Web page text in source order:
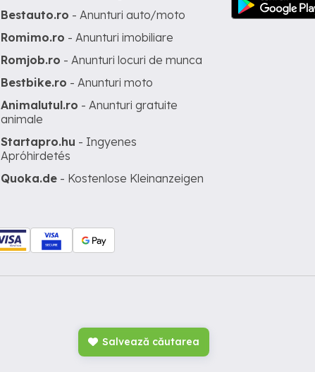
Salvează căutarea
Bestauto.ro - Anunturi auto/moto
Romimo.ro - Anunturi imobiliare
Romjob.ro - Anunturi locuri de munca
Bestbike.ro - Anunturi moto
Animalutul.ro - Anunturi gratuite
animale
Startapro.hu - Ingyenes
Apróhirdetés
Quoka.de - Kostenlose Kleinanzeigen